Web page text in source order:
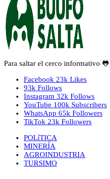
Para saltar el cerco informativo 🐸
Facebook 23k Likes
93k Follows
Instagram 32k Follows
YouTube 100k Subscribers
WhatsApp 65k Followers
TikTok 23k Followers
POLíTICA
MINERÍA
AGROINDUSTRIA
TURSIMO